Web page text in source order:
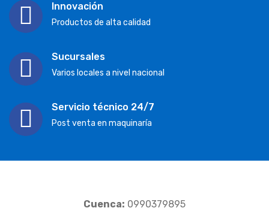
Innovación
Productos de alta calidad
Sucursales
Varios locales a nivel nacional
Servicio técnico 24/7
Post venta en maquinaría
Cuenca: 0990379895